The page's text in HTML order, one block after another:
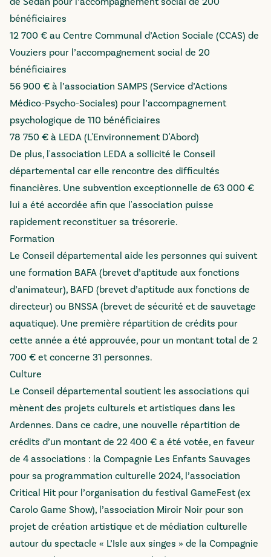
bénéficiaires
12 700 € au Centre Communal d’Action Sociale (CCAS) de
Vouziers pour l’accompagnement social de 20
bénéficiaires
56 900 € à l’association SAMPS (Service d’Actions
Médico-Psycho-Sociales) pour l’accompagnement
psychologique de 110 bénéficiaires
78 750 € à LEDA (L'Environnement D'Abord)
De plus, l'association LEDA a sollicité le Conseil
départemental car elle rencontre des difficultés
financières. Une subvention exceptionnelle de 63 000 €
lui a été accordée afin que l'association puisse
rapidement reconstituer sa trésorerie.
Formation
Le Conseil départemental aide les personnes qui suivent
une formation BAFA (brevet d’aptitude aux fonctions
d’animateur), BAFD (brevet d’aptitude aux fonctions de
directeur) ou BNSSA (brevet de sécurité et de sauvetage
aquatique). Une première répartition de crédits pour
cette année a été approuvée, pour un montant total de 2
700 € et concerne 31 personnes.
Culture
Le Conseil départemental soutient les associations qui
mènent des projets culturels et artistiques dans les
Ardennes. Dans ce cadre, une nouvelle répartition de
crédits d’un montant de 22 400 € a été votée, en faveur
de 4 associations : la Compagnie Les Enfants Sauvages
pour sa programmation culturelle 2024, l’association
Critical Hit pour l’organisation du festival GameFest (ex
Carolo Game Show), l’association Miroir Noir pour son
projet de création artistique et de médiation culturelle
autour du spectacle « L’Isle aux singes » de la Compagnie